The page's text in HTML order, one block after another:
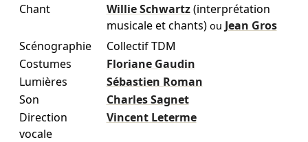
Chant
Willie Schwartz (interprétation
musicale et chants) ou Jean Gros
Scénographie
Collectif TDM
Costumes
Floriane Gaudin
Lumières
Sébastien Roman
Son
Charles Sagnet
Direction
vocale
Vincent Leterme